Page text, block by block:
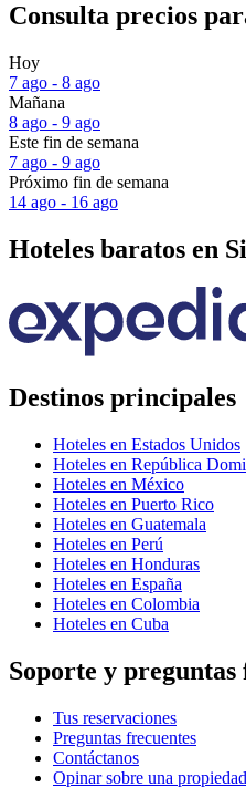
Consulta precios
Hoy
7 ago - 8 ago
Mañana
8 ago - 9 ago
Este fin de semana
7 ago - 9 ago
Próximo fin de semana
14 ago - 16 ago
Hoteles baratos en
Destinos principales
Hoteles en Estados Unidos
Hoteles en República
Hoteles en México
Hoteles en Puerto Rico
Hoteles en Guatemala
Hoteles en Perú
Hoteles en Honduras
Hoteles en España
Hoteles en Colombia
Hoteles en Cuba
Soporte y preguntas
Tus reservaciones
Preguntas frecuentes
Contáctanos
Opinar sobre una propiedad